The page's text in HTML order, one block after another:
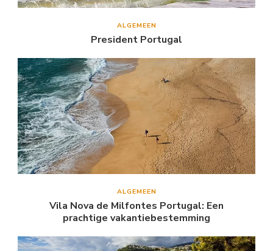
ALGEMEEN
President Portugal
ALGEMEEN
Vila Nova de Milfontes Portugal: Een
prachtige vakantiebestemming